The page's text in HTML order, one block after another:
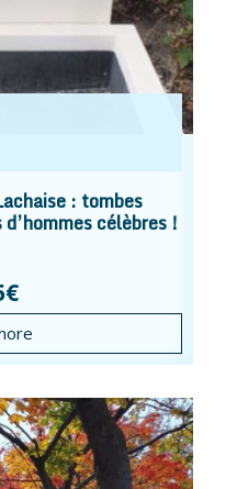
: tombes
célèbres !